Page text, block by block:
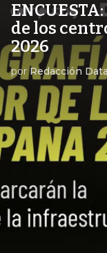
de los
2026
porRedacción